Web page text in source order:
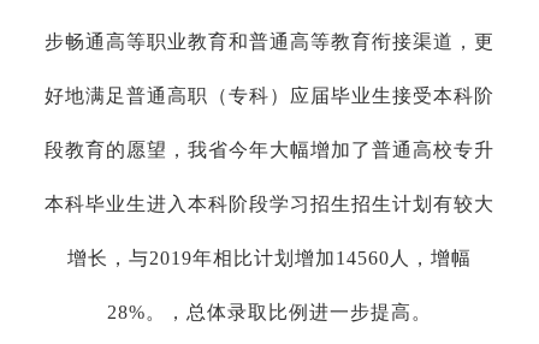
步畅通高等职业教育和普通高等教育衔接渠道，更
好地满足普通高职（专科）应届毕业生接受本科阶
段教育的愿望，我省今年大幅增加了普通高校专升
本科毕业生进入本科阶段学习招生招生计划有较大
增长，与2019年相比计划增加14560人，增幅
28%。，总体录取比例进一步提高。